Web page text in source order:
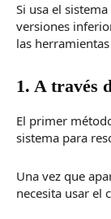
Si usa el
versiones
las
1. A través
El primer
sistema para
Una vez que
necesita usar el